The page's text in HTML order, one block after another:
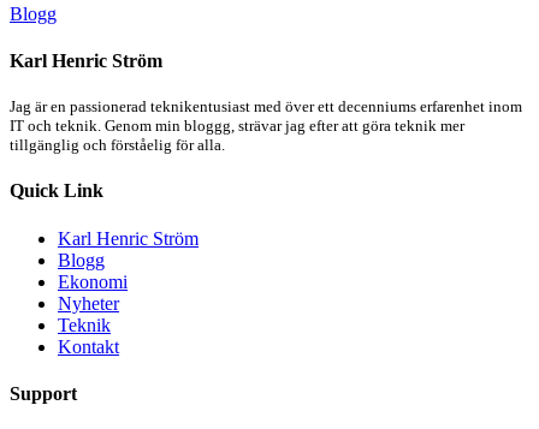
Blogg
Karl Henric Ström
Jag är en passionerad teknikentusiast med över ett decenniums erfarenhet inom
IT och teknik. Genom min bloggg, strävar jag efter att göra teknik mer
tillgänglig och förståelig för alla.
Quick Link
Karl Henric Ström
Blogg
Ekonomi
Nyheter
Teknik
Kontakt
Support